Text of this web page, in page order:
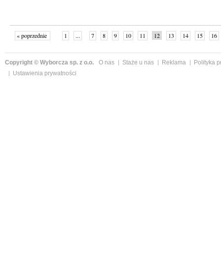
« poprzednie 1 ... 7 8 9 10 11 12 13 14 15 16
Copyright © Wyborcza sp. z o.o. O nas Staże u nas Reklama
Polityka
Ustawienia prywatności